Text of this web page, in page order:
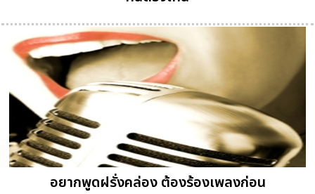
อยากพูดฝรั่งคล่อง ต้องร้องเพลงก่อน